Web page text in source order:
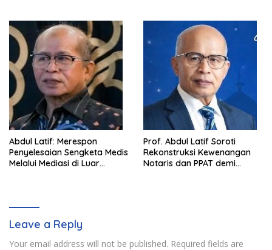
Abdul Latif: Merespon
Penyelesaian Sengketa Medis
Melalui Mediasi di Luar
Prof. Abdul Latif Soroti
Rekonstruksi Kewenangan
Notaris dan PPAT demi
Leave a Reply
Your email address will not be published. Required fields are